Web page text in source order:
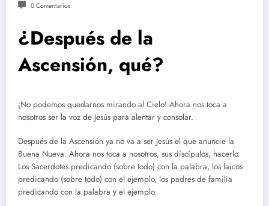
0 Comentarios
¿Después de la
Ascensión, qué?
¡No podemos quedarnos mirando al Cielo! Ahora nos toca a
nosotros ser la voz de Jesús para alentar y consolar.
Después de la Ascensión ya no va a ser Jesús el que anuncie la
Buena Nueva. Ahora nos toca a nosotros, sus discípulos, hacerlo.
Los Sacerdotes predicando (sobre todo) con la palabra, los laicos
predicando (sobre todo) con el ejemplo, los padres de familia
predicando con la palabra y el ejemplo.